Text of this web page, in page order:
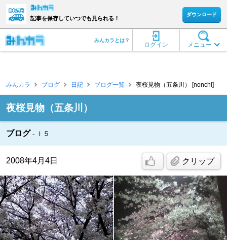
記事を保存していつでも見られる！
ダウンロード
メニュー
ログイン
みんカラとは？
みんカラ ブログ 日記 ブログ一覧 夜桜見物（五条川） [nonchi]
夜桜見物（五条川）
ブログ Ｉ５
2008年4月4日 クリップ